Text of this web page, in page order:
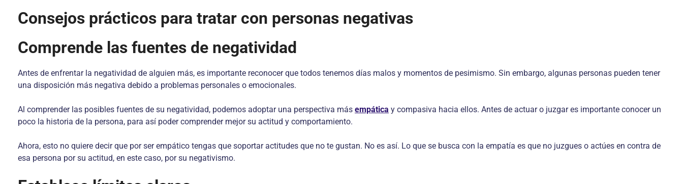
Consejos prácticos para tratar con personas negativas
Comprende las fuentes de negatividad
Antes de enfrentar la negatividad de alguien más, es importante reconocer que todos tenemos días malos y momentos de pesimismo. Sin embargo, algunas personas pueden tener
una disposición más negativa debido a problemas personales o emocionales.
Al comprender las posibles fuentes de su negatividad, podemos adoptar una perspectiva más empática y compasiva hacia ellos. Antes de actuar o juzgar es importante conocer un
poco la historia de la persona, para así poder comprender mejor su actitud y comportamiento.
Ahora, esto no quiere decir que por ser empático tengas que soportar actitudes que no te gustan. No es así. Lo que se busca con la empatía es que no juzgues o actúes en contra de
esa persona por su actitud, en este caso, por su negativismo.